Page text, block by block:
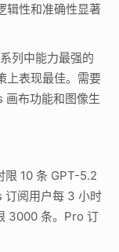
辑性和准确性显著
列中能力最强的
上表现最佳。需要
画布功能和图像生
限 10 条 GPT-5.2
订阅用户每 3 小时
3000 条。Pro 订